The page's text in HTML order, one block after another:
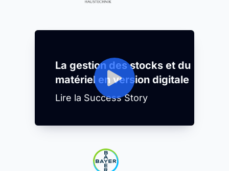
La gestion des stocks et du
matériel en version digitale
Lire la Success Story